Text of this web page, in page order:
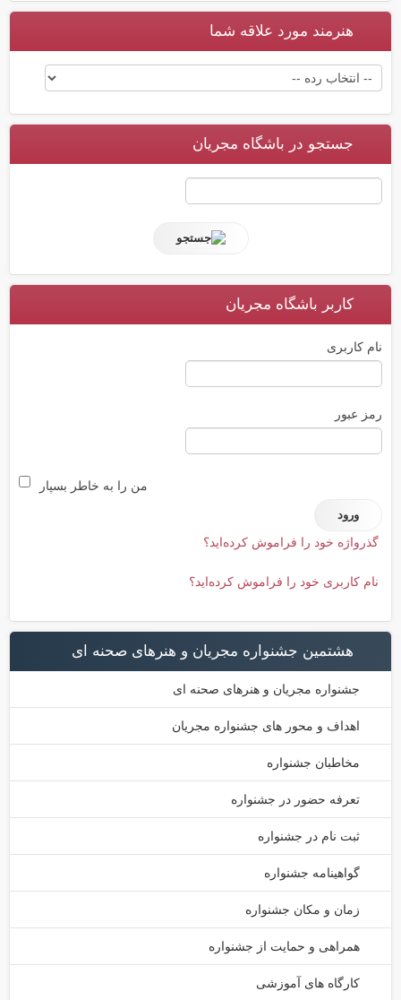
هنرمند مورد علاقه شما
جستجو در باشگاه مجریان
کاربر باشگاه مجریان
نام کاربری
رمز عبور
من را به خاطر بسپار
گذرواژه خود را فراموش کرده‌اید؟
نام کاربری خود را فراموش کرده‌اید؟
هشتمین جشنواره مجریان و هنرهای صحنه ای
جشنواره مجریان و هنرهای صحنه ای
اهداف و محور های جشنواره مجریان
مخاطبان جشنواره
تعرفه حضور در جشنواره
ثبت نام در جشنواره
گواهینامه جشنواره
زمان و مکان جشنواره
همراهی و حمایت از جشنواره
کارگاه های آموزشی